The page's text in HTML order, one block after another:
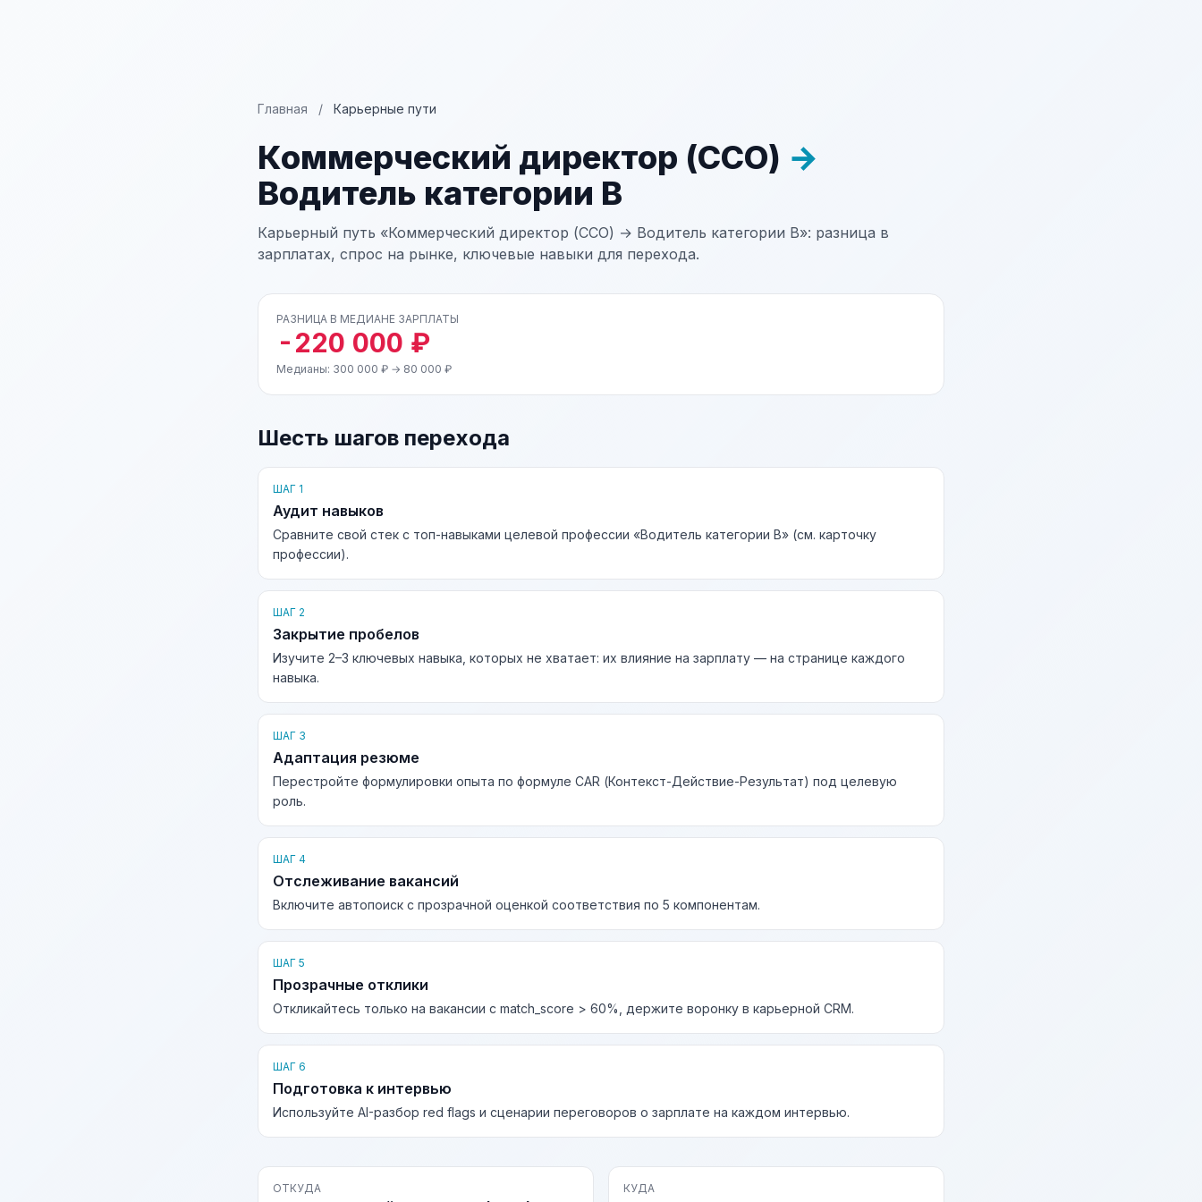
Главная / Карьерные пути
Коммерческий директор (CCO) →
Водитель категории В
Карьерный путь «Коммерческий директор (CCO) → Водитель категории В»: разница в
зарплатах, спрос на рынке, ключевые навыки для перехода.
РАЗНИЦА В МЕДИАНЕ ЗАРПЛАТЫ
-220 000 ₽
Медианы: 300 000 ₽ → 80 000 ₽
Шесть шагов перехода
ШАГ 1
Аудит навыков
Сравните свой стек с топ-навыками целевой профессии «Водитель категории В» (см. карточку
профессии).
ШАГ 2
Закрытие пробелов
Изучите 2–3 ключевых навыка, которых не хватает: их влияние на зарплату — на странице каждого
навыка.
ШАГ 3
Адаптация резюме
Перестройте формулировки опыта по формуле CAR (Контекст-Действие-Результат) под целевую
роль.
ШАГ 4
Отслеживание вакансий
Включите автопоиск с прозрачной оценкой соответствия по 5 компонентам.
ШАГ 5
Прозрачные отклики
Откликайтесь только на вакансии с match_score > 60%, держите воронку в карьерной CRM.
ШАГ 6
Подготовка к интервью
Используйте AI-разбор red flags и сценарии переговоров о зарплате на каждом интервью.
ОТКУДА КУДА